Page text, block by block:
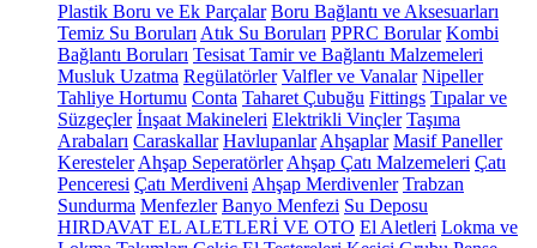
Plastik Boru ve Ek Parçalar Boru Bağlantı ve Aksesuarları
Temiz Su Boruları Atık Su Boruları PPRC Borular Kombi
Bağlantı Boruları Tesisat Tamir ve Bağlantı Malzemeleri
Musluk Uzatma Regülatörler Valfler ve Vanalar Nipeller
Tahliye Hortumu Conta Taharet Çubuğu Fittings Tıpalar ve
Süzgeçler İnşaat Makineleri Elektrikli Vinçler Taşıma
Arabaları Caraskallar Havlupanlar Ahşaplar Masif Paneller
Keresteler Ahşap Seperatörler Ahşap Çatı Malzemeleri Çatı
Penceresi Çatı Merdiveni Ahşap Merdivenler Trabzan
Sundurma Menfezler Banyo Menfezi Su Deposu
HIRDAVAT EL ALETLERİ VE OTO El Aletleri Lokma ve